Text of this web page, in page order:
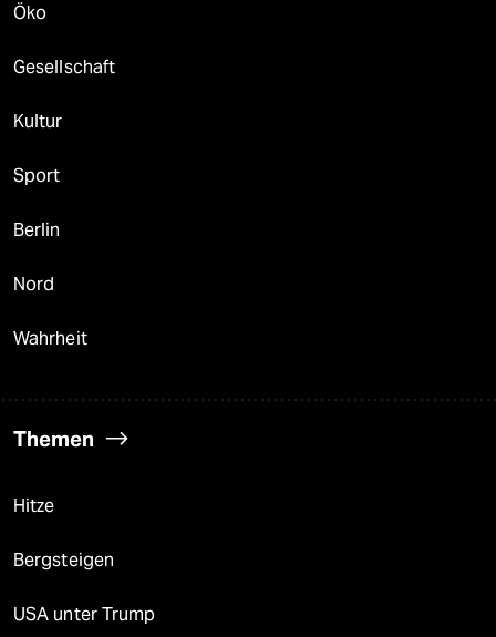
Öko
Gesellschaft
Kultur
Sport
Berlin
Nord
Wahrheit
Themen
Hitze
Bergsteigen
USA unter Trump